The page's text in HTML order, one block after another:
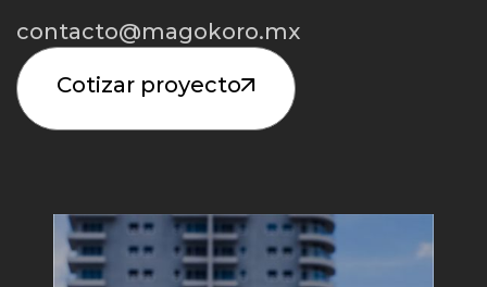
contacto@magokoro.mx
Cotizar proyecto